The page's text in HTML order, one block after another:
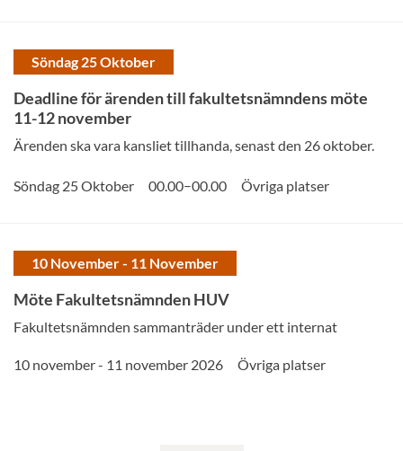
Söndag 25 Oktober
Deadline för ärenden till fakultetsnämndens möte
11-12 november
Ärenden ska vara kansliet tillhanda, senast den 26 oktober.
Söndag 25 Oktober 00.00–00.00 Övriga platser
10 November - 11 November
Möte Fakultetsnämnden HUV
Fakultetsnämnden sammanträder under ett internat
10 november - 11 november 2026 Övriga platser